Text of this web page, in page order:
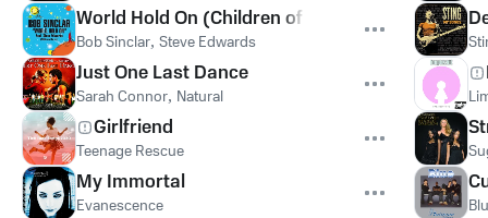
World Hold On (Children of the Sky)
Bob Sinclar, Steve Edwards
Just One Last Dance
Sarah Connor, Natural
Girlfriend
Teenage Rescue
My Immortal
Evanescence